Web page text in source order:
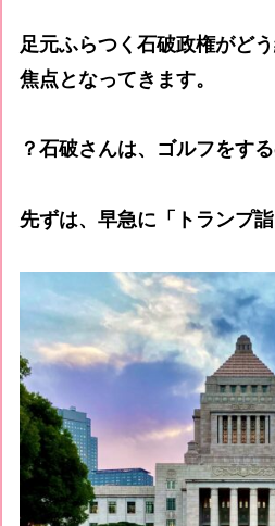
足元ふらつく石破政権がど
焦点となってきます。
？石破さんは、ゴルフをす
先ずは、早急に「トランプ